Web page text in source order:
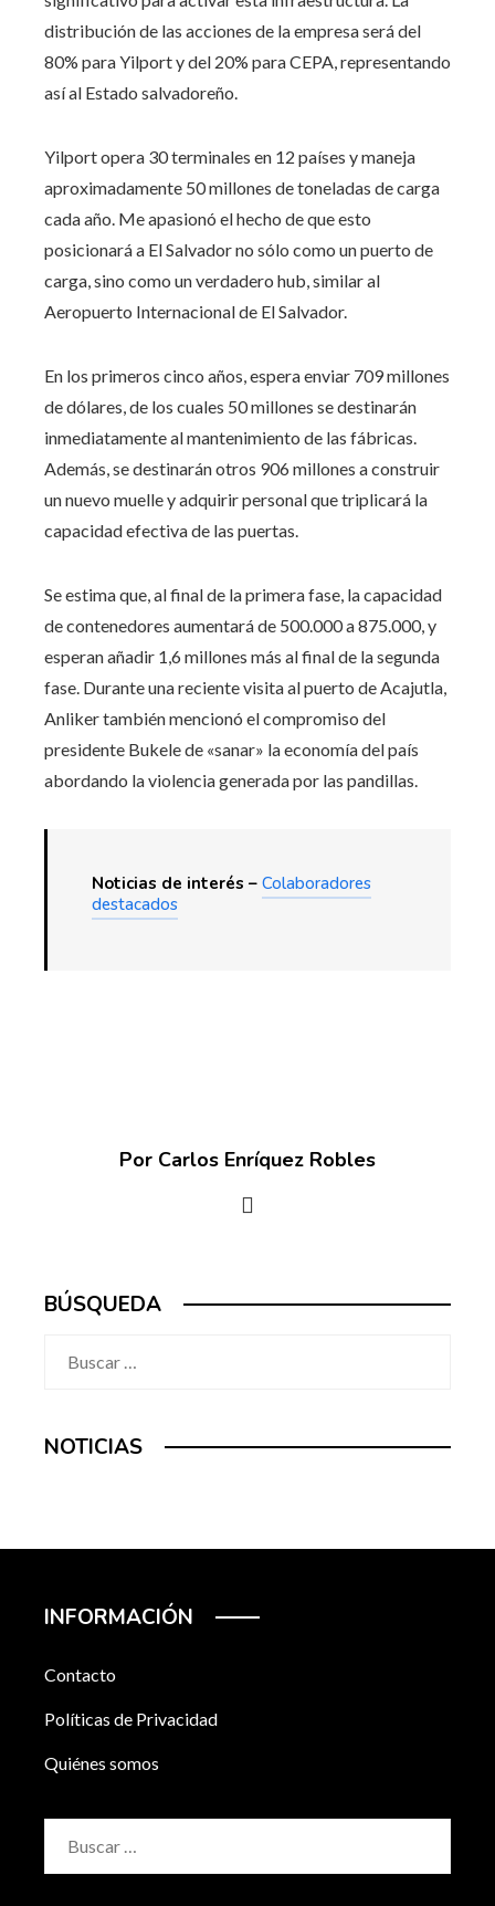
distribución de las acciones de la empresa será del
80% para Yilport y del 20% para CEPA, representando
así al Estado salvadoreño.
Yilport opera 30 terminales en 12 países y maneja
aproximadamente 50 millones de toneladas de carga
cada año. Me apasionó el hecho de que esto
posicionará a El Salvador no sólo como un puerto de
carga, sino como un verdadero hub, similar al
Aeropuerto Internacional de El Salvador.
En los primeros cinco años, espera enviar 709 millones
de dólares, de los cuales 50 millones se destinarán
inmediatamente al mantenimiento de las fábricas.
Además, se destinarán otros 906 millones a construir
un nuevo muelle y adquirir personal que triplicará la
capacidad efectiva de las puertas.
Se estima que, al final de la primera fase, la capacidad
de contenedores aumentará de 500.000 a 875.000, y
esperan añadir 1,6 millones más al final de la segunda
fase. Durante una reciente visita al puerto de Acajutla,
Anliker también mencionó el compromiso del
presidente Bukele de «sanar» la economía del país
abordando la violencia generada por las pandillas.
Noticias de interés – Colaboradores
destacados
Por Carlos Enríquez Robles
BÚSQUEDA
NOTICIAS
INFORMACIÓN
Contacto
Políticas de Privacidad
Quiénes somos